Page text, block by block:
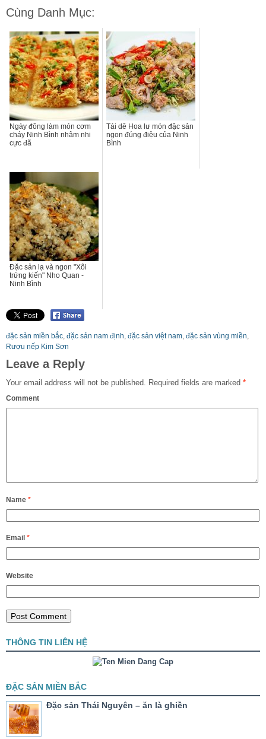
Cùng Danh Mục:
Ngày đông làm món cơm
cháy Ninh Bình nhâm nhi
cực đã
Tái dê Hoa lư món đặc sản
ngon đúng điệu của Ninh
Bình
Đặc sản lạ và ngon "Xôi
trứng kiến" Nho Quan -
Ninh Bình
đặc sản miền bắc, đặc sản nam định, đặc sản việt nam, đặc sản vùng miền,
Rượu nếp Kim Sơn
Leave a Reply
Your email address will not be published. Required fields are marked *
Comment
Name *
Email *
Website
THÔNG TIN LIÊN HỆ
ĐẶC SẢN MIỀN BẮC
Đặc sản Thái Nguyên – ăn là ghiền